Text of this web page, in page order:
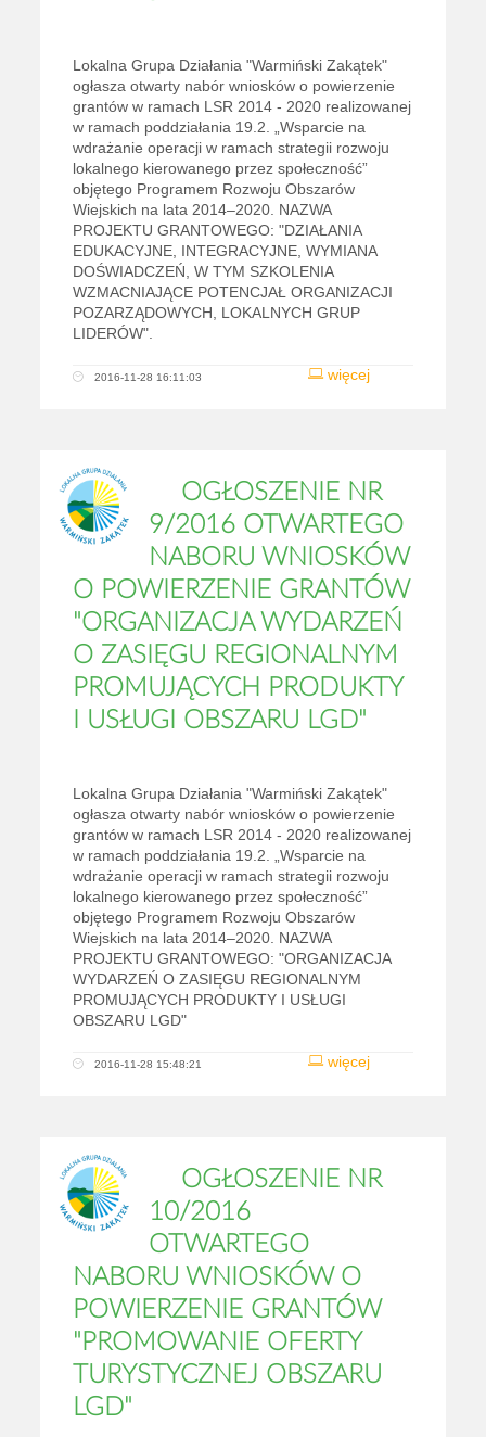
Lokalna Grupa Działania "Warmiński Zakątek"
ogłasza otwarty nabór wniosków o powierzenie
grantów w ramach LSR 2014 - 2020 realizowanej
w ramach poddziałania 19.2. „Wsparcie na
wdrażanie operacji w ramach strategii rozwoju
lokalnego kierowanego przez społeczność”
objętego Programem Rozwoju Obszarów
Wiejskich na lata 2014–2020. NAZWA
PROJEKTU GRANTOWEGO: "DZIAŁANIA
EDUKACYJNE, INTEGRACYJNE, WYMIANA
DOŚWIADCZEŃ, W TYM SZKOLENIA
WZMACNIAJĄCE POTENCJAŁ ORGANIZACJI
POZARZĄDOWYCH, LOKALNYCH GRUP
LIDERÓW".
więcej
2016-11-28 16:11:03
OGŁOSZENIE NR
9/2016 OTWARTEGO
NABORU WNIOSKÓW
O POWIERZENIE GRANTÓW
"ORGANIZACJA WYDARZEŃ
O ZASIĘGU REGIONALNYM
PROMUJĄCYCH PRODUKTY
I USŁUGI OBSZARU LGD"
Lokalna Grupa Działania "Warmiński Zakątek"
ogłasza otwarty nabór wniosków o powierzenie
grantów w ramach LSR 2014 - 2020 realizowanej
w ramach poddziałania 19.2. „Wsparcie na
wdrażanie operacji w ramach strategii rozwoju
lokalnego kierowanego przez społeczność”
objętego Programem Rozwoju Obszarów
Wiejskich na lata 2014–2020. NAZWA
PROJEKTU GRANTOWEGO: "ORGANIZACJA
WYDARZEŃ O ZASIĘGU REGIONALNYM
PROMUJĄCYCH PRODUKTY I USŁUGI
OBSZARU LGD"
więcej
2016-11-28 15:48:21
OGŁOSZENIE NR
10/2016
OTWARTEGO
NABORU WNIOSKÓW O
POWIERZENIE GRANTÓW
"PROMOWANIE OFERTY
TURYSTYCZNEJ OBSZARU
LGD"